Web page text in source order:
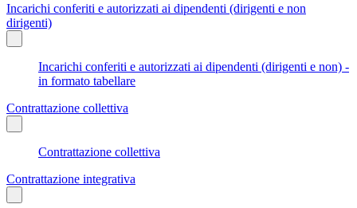
Incarichi conferiti e autorizzati ai dipendenti (dirigenti e non
dirigenti)
Incarichi conferiti e autorizzati ai dipendenti (dirigenti e non) -
in formato tabellare
Contrattazione collettiva
Contrattazione collettiva
Contrattazione integrativa